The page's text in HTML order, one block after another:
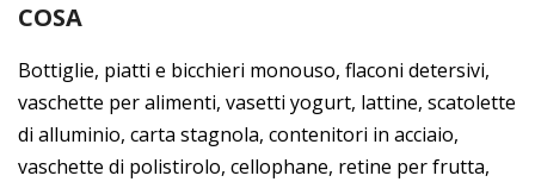
COSA
Bottiglie, piatti e bicchieri monouso, flaconi detersivi,
vaschette per alimenti, vasetti yogurt, lattine, scatolette
di alluminio, carta stagnola, contenitori in acciaio,
vaschette di polistirolo, cellophane, retine per frutta,